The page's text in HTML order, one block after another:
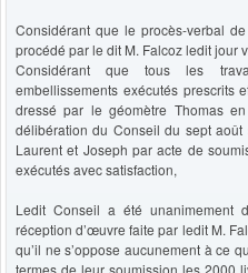
Considérant que le procès-verbal
procédé par le dit M. Falcoz ledit jour
Considérant que tous les
embellissements exécutés prescrits
dressé par le géomètre Thomas
délibération du Conseil du sept
Laurent et Joseph par acte de
exécutés avec satisfaction,
Ledit Conseil a été unanimement
réception d’œuvre faite par ledit M.
qu’il ne s’oppose aucunement à ce
termes de leur soumission les 2000